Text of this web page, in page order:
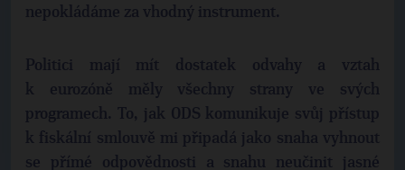
nepokládáme za vhodný instrument.
Politici mají mít dostatek odvahy a vztah
k eurozóně měly všechny strany ve svých
programech. To, jak ODS komunikuje svůj přístup
k fiskální smlouvě mi připadá jako snaha vyhnout
se přímé odpovědnosti a snahu neučinit jasné